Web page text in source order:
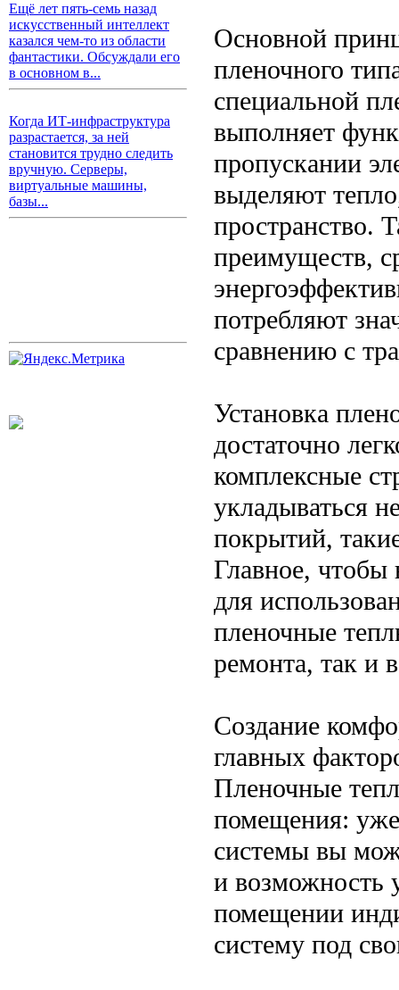
Ещё лет пять-семь назад
искусственный интеллект
казался чем-то из области
фантастики. Обсуждали его
в основном в...
Когда ИТ-инфраструктура
разрастается, за ней
становится трудно следить
вручную. Серверы,
виртуальные машины,
базы...
Основной
пленочного
специальной
выполняет
пропускании
выделяют
пространство.
преимуществ,
потребляют
сравнению с
Установка
достаточно
комплексные
укладываться
покрытий,
Главное,
для
пленочные
ремонта, так и
Создание
главных
Пленочные
помещения:
системы вы
и возможность
помещении
систему под